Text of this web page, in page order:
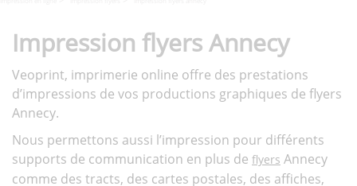
Impression flyers Annecy
Veoprint, imprimerie online offre des prestations
d’impressions de vos productions graphiques de flyers
Annecy.
Nous permettons aussi l’impression pour différents
supports de communication en plus de flyers Annecy
comme des tracts, des cartes postales, des affiches,